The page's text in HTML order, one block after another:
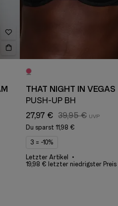
THAT NIGHT IN VEGAS
PUSH-UP BH
27,97 € 39,95 €
Du sparst 11,98 €
3 = -10%
Letzter Artikel
19,98 € letzter niedrigster Preis